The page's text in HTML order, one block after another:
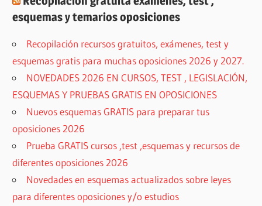
esquemas y temarios oposiciones
Recopilación recursos gratuitos, exámenes, test y
esquemas gratis para muchas oposiciones 2026 y 2027.
NOVEDADES 2026 EN CURSOS, TEST , LEGISLACIÓN,
ESQUEMAS Y PRUEBAS GRATIS EN OPOSICIONES
Nuevos esquemas GRATIS para preparar tus
oposiciones 2026
Prueba GRATIS cursos ,test ,esquemas y recursos de
diferentes oposiciones 2026
Novedades en esquemas actualizados sobre leyes
para diferentes oposiciones y/o estudios